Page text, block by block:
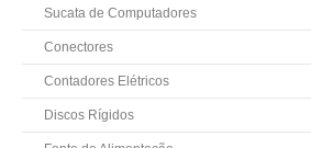
Sucata de Computadores
Conectores
Contadores Elétricos
Discos Rígidos